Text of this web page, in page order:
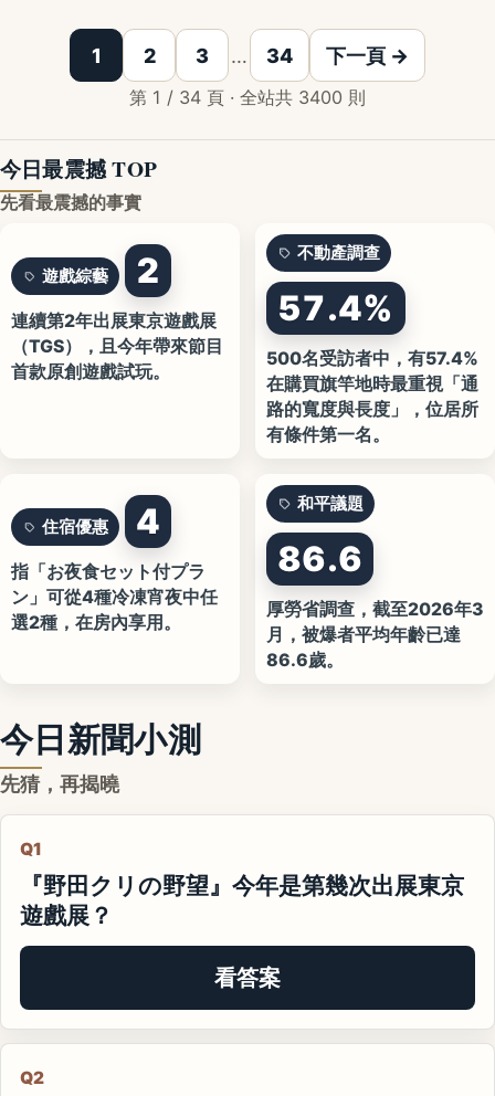
1 2 3 … 34 下一頁 →
第 1 / 34 頁 · 全站共 3400 則
今日最震撼 TOP
先看最震撼的事實
遊戲綜藝 2
連續第2年出展東京遊戲展
（TGS），且今年帶來節目
首款原創遊戲試玩。
不動產調查
57.4%
500名受訪者中，有57.4%
在購買旗竿地時最重視「通
路的寬度與長度」，位居所
有條件第一名。
住宿優惠 4
指「お夜食セット付プラ
ン」可從4種冷凍宵夜中任
選2種，在房內享用。
和平議題
86.6
厚勞省調查，截至2026年3
月，被爆者平均年齡已達
86.6歲。
今日新聞小測
先猜，再揭曉
Q1
『野田クリの野望』今年是第幾次出展東京
遊戲展？
看答案
Q2